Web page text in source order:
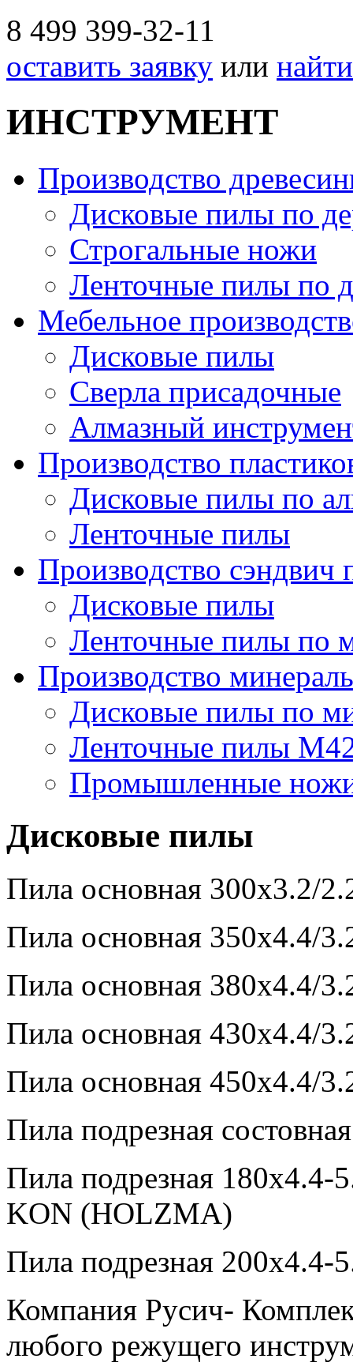
8 499 399-32-11
оставить заявку или
ИНСТРУМЕНТ
Производство
Дисковые пилы по
Строгальные ножи
Ленточные пилы по
Мебельное
Дисковые пилы
Сверла присадочные
Алмазный
Производство
Дисковые пилы по
Ленточные пилы
Производство сэндвич
Дисковые пилы
Ленточные пилы по
Производство
Дисковые пилы по
Ленточные пилы
Промышленные
Дисковые пилы
Пила основная 300х3.2/
Пила основная 350х4.4/
Пила основная 380х4.4/
Пила основная 430х4.4/
Пила основная 450х4.4/
Пила подрезная
Пила подрезная 180х4.4-
KON (HOLZMA)
Пила подрезная
Компания Русич-
любого режущего